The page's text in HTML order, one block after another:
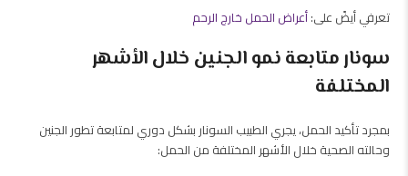
تعرفي أيضً على:أعراض الحمل خارج الرحم
سونار متابعة نمو الجنين خلال الأشهر
المختلفة
بمجرد تأكيد الحمل، يجري الطبيب السونار بشكل دوري لمتابعة تطور الجنين
وحالته الصحية خلال الأشهر المختلفة من الحمل: